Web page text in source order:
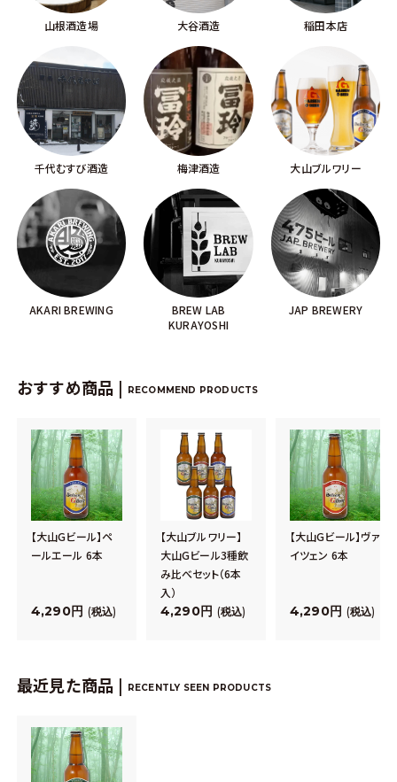
山根酒造場 大谷酒造 稲田本店
千代むすび酒造 梅津酒造 大山ブルワリー
AKARI BREWING
BREW LAB
KURAYOSHI
JAP BREWERY
おすすめ商品 | RECOMMEND PRODUCTS
【大山Gビール】ペ
ールエール 6本
4,290 税込
【大山ブルワリー】
大山Gビール3種飲
み比べセット（6本
入）
4,290 税込
【大山Gビール】ヴァ
イツェン 6本
4,290 税込
最近見た商品 | RECENTLY SEEN PRODUCTS